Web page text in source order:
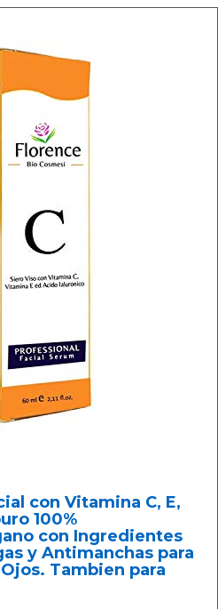
con Vitamina C, E,
100%
con Ingredientes
y Antimanchas para
Tambien para